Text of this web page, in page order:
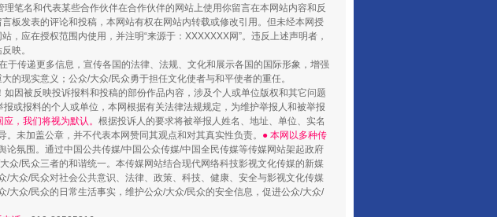
笔名和代表某些合作伙伴在合作伙伴的网站上使用你留言在本网站内容和反
板发表的评论和投稿，本网站有权在网站内转载或修改引用。但未经本网授
应在授权范围内使用，并注明“来源于：XXXXXXX网”。违反上述声明者，
映。
于传递更多信息，宣传各国的法律、法规、文化和展示各国的国际形象，增强
的现实意义；公众/大众/民众勇于担任文化使者与和平使者的重任。
因被反映投诉报料和投稿的部份作品内容，涉及个人或单位版权和其它问题
或报料的个人或单位，本网根据有关法律法规规定，为维护举报人和被举报
，我们将视为默认。 根据投诉人的要求将被举报人姓名、地址、单位、实名
未加盖公章，并不代表本网赞同其观点和对其真实性负责。 ● 本网以多种传
论氛围。通过中国公共传媒/中国公众传媒/中国全民传媒等传媒网站架起政府
众/民众三者的和谐统一。本传媒网站结合现代网络科技影视文化传媒的新媒
大众/民众对社会公共意识、法律、政策、科技、健康、安全与影视文化传媒
众/民众的日常生活事实，维护公众/大众/民众的安全信息，促进公众/大众/